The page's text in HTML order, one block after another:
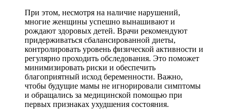
При этом, несмотря на наличие нарушений,
многие женщины успешно вынашивают и
рождают здоровых детей. Врачи рекомендуют
придерживаться сбалансированной диеты,
контролировать уровень физической активности и
регулярно проходить обследования. Это поможет
минимизировать риски и обеспечить
благоприятный исход беременности. Важно,
чтобы будущие мамы не игнорировали симптомы
и обращались за медицинской помощью при
первых признаках ухудшения состояния.